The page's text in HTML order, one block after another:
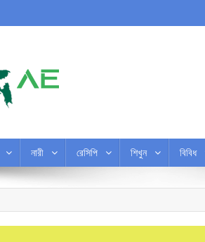
নারী রেসিপি শিখুন বিবিধ